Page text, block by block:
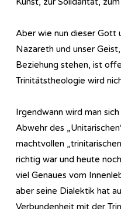
Aber wie nun dieser Gott
Nazareth und unser
Beziehung stehen, ist
Trinitätstheologie wird
Irgendwann wird man
Abwehr des
machtvollen
richtig war und heute
viel Genaues vom
aber seine Dialektik hat
Verbundenheit mit der